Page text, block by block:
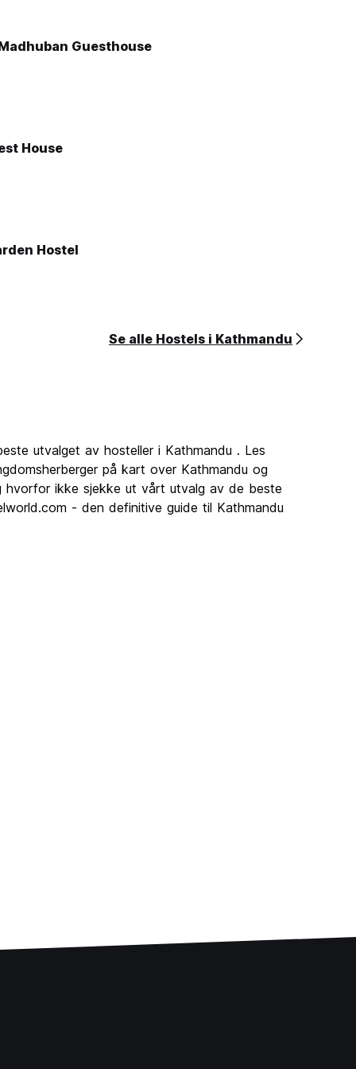
Guesthouse
House
Hostel
Se alle Hostels i Kathmandu
utvalget av hosteller i Kathmandu . Les
på kart over Kathmandu og
hvorfor ikke sjekke ut vårt utvalg av de beste
- den definitive guide til Kathmandu